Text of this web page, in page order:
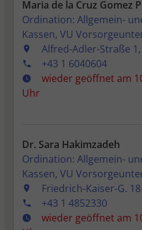
Maria de la Cruz Gomez
Ordination: Allgemein-
Kassen, VU
Alfred-Adler-Straße
+43 1 6040604
wieder geöffnet am
Uhr
Dr. Sara Hakimzadeh
Ordination: Allgemein-
Kassen, VU
Friedrich-Kaiser-G.
+43 1 4852330
wieder geöffnet am